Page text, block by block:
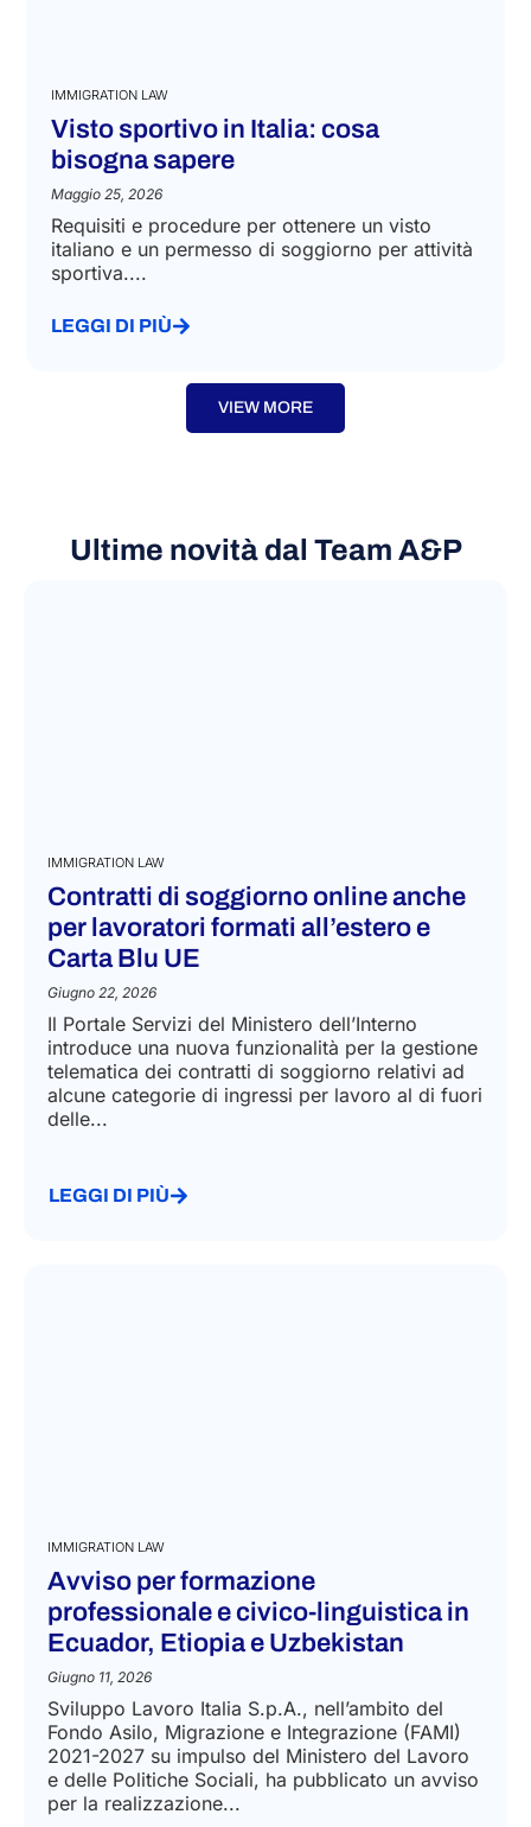
IMMIGRATION LAW
Visto sportivo in Italia: cosa
bisogna sapere
Maggio 25, 2026
Requisiti e procedure per ottenere un visto
italiano e un permesso di soggiorno per attività
sportiva....
LEGGI DI PIÙ
VIEW MORE
Ultime novità dal Team A&P
IMMIGRATION LAW
Contratti di soggiorno online anche
per lavoratori formati all’estero e
Carta Blu UE
Giugno 22, 2026
Il Portale Servizi del Ministero dell’Interno
introduce una nuova funzionalità per la gestione
telematica dei contratti di soggiorno relativi ad
alcune categorie di ingressi per lavoro al di fuori
delle...
LEGGI DI PIÙ
IMMIGRATION LAW
Avviso per formazione
professionale e civico-linguistica in
Ecuador, Etiopia e Uzbekistan
Giugno 11, 2026
Sviluppo Lavoro Italia S.p.A., nell’ambito del
Fondo Asilo, Migrazione e Integrazione (FAMI)
2021-2027 su impulso del Ministero del Lavoro
e delle Politiche Sociali, ha pubblicato un avviso
per la realizzazione...